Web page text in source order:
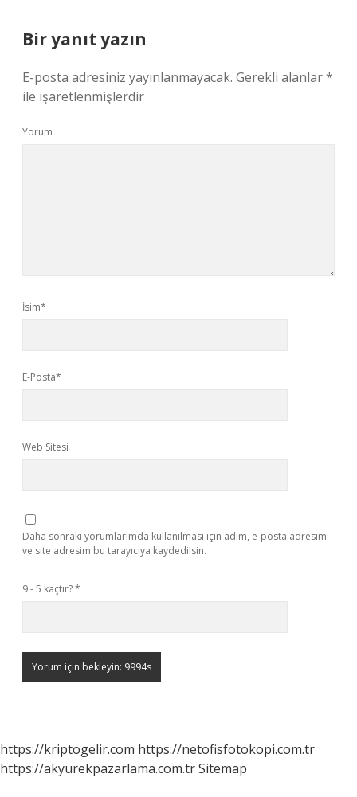
Bir yanıt yazın
E-posta adresiniz yayınlanmayacak. Gerekli alanlar*
ile işaretlenmişlerdir
Yorum
İsim*
E-Posta*
Web Sitesi
Daha sonraki yorumlarımda kullanılması için adım, e-posta adresim
ve site adresim bu tarayıcıya kaydedilsin.
9 - 5 kaçtır?*
https://kriptogelir.com https://netofisfotokopi.com.tr
https://akyurekpazarlama.com.trSitemap